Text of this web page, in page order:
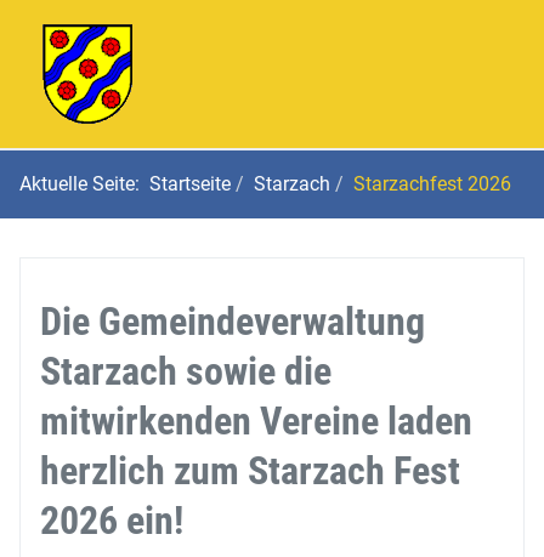
Aktuelle Seite: Startseite Starzach Starzachfest 2026
Die Gemeindeverwaltung
Starzach sowie die
mitwirkenden Vereine laden
herzlich zum Starzach Fest
2026 ein!